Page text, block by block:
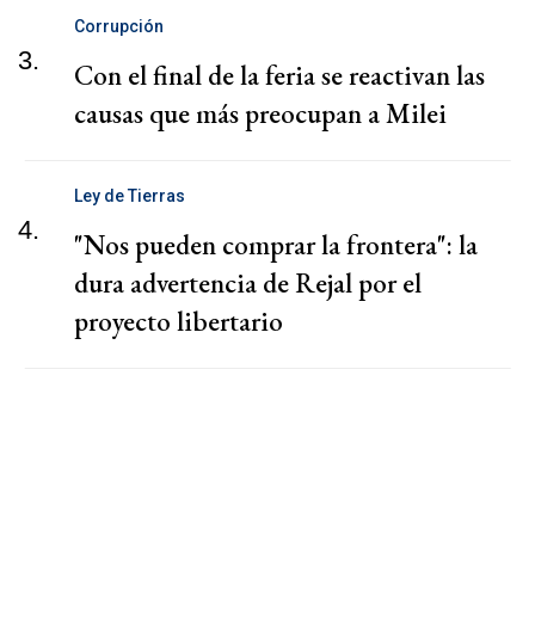
3.
Corrupción
Con el final de la feria se reactivan las
causas que más preocupan a Milei
4.
Ley de Tierras
"Nos pueden comprar la frontera": la
dura advertencia de Rejal por el
proyecto libertario